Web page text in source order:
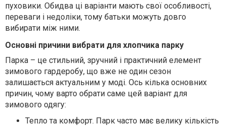
пуховики. Обидва ці варіанти мають свої особливості,
переваги і недоліки, тому батьки можуть довго
вибирати між ними.
Основні причини вибрати для хлопчика парку
Парка – це стильний, зручний і практичний елемент
зимового гардеробу, що вже не один сезон
залишається актуальним у моді. Ось кілька основних
причин, чому варто обрати саме цей варіант для
зимового одягу:
Тепло та комфорт. Парк часто має велику кількість